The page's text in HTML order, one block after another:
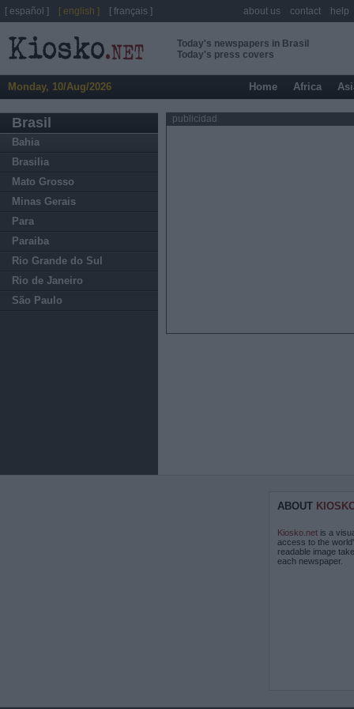
Today's newspapers in Brasil
Today's press covers
Monday, 10/Aug/2026 Home Africa
Brasil
Bahia
Brasilia
Mato Grosso
Minas Gerais
Para
Paraiba
Rio Grande do Sul
Rio de Janeiro
São Paulo
publicidad
ABOUT
Kiosko.net is a
access to the
readable image
each newspaper.
[ español ] [ english ] [ français ] about us contact help